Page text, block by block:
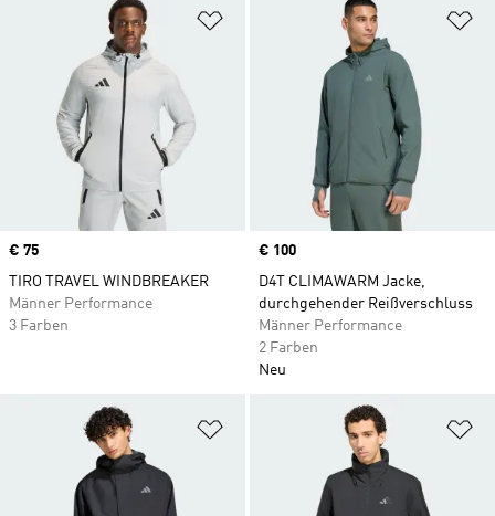
Zur Wunschliste hinzufügen
Price
€ 75
TIRO TRAVEL WINDBREAKER
Männer Performance
3 Farben
Price
€ 100
D4T CLIMAWARM Jacke,
durchgehender Reißverschluss
Männer Performance
2 Farben
Neu
Zur Wunschliste hinzufügen